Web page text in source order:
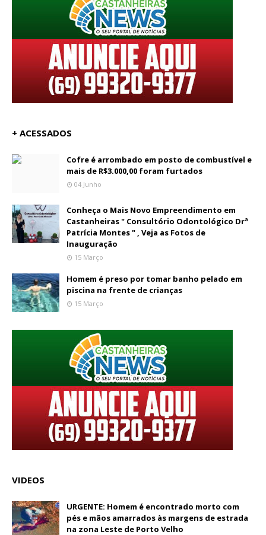
+ ACESSADOS
Cofre é arrombado em posto de combustível e
mais de R$3.000,00 foram furtados
04 Junho
Conheça o Mais Novo Empreendimento em
Castanheiras " Consultório Odontológico Drª
Patrícia Montes " , Veja as Fotos de
Inauguração
15 Março
Homem é preso por tomar banho pelado em
piscina na frente de crianças
15 Março
VIDEOS
URGENTE: Homem é encontrado morto com
pés e mãos amarrados às margens de estrada
na zona Leste de Porto Velho